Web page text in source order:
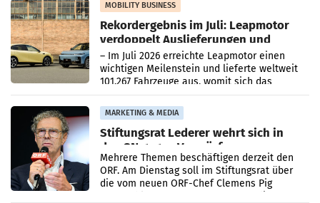
Bundeskartellanwalt
MOBILITY BUSINESS
Rekordergebnis im Juli: Leapmotor
verdoppelt Auslieferungen und
überschreitet die 100.000er-Marke
– Im Juli 2026 erreichte Leapmotor einen
wichtigen Meilenstein und lieferte weltweit
101.267 Fahrzeuge aus, womit sich das
Ergebnis gegenüber Juli 2025 mehr als
verdoppelte (+102
MARKETING & MEDIA
Stiftungsrat Lederer wehrt sich in
den SN gegen Vorwürfe
Mehrere Themen beschäftigen derzeit den
ORF. Am Dienstag soll im Stiftungsrat über
die vom neuen ORF-Chef Clemens Pig